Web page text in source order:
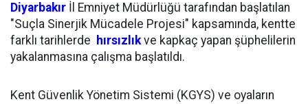
Diyarbakır İl Emniyet Müdürlüğü tarafından başlatılan
"Suçla Sinerjik Mücadele Projesi" kapsamında, kentte
farklı tarihlerde hırsızlıkve kapkaç yapan şüphelilerin
yakalanmasına çalışma başlatıldı.
Kent Güvenlik Yönetim Sistemi (KGYS) ve oyaların